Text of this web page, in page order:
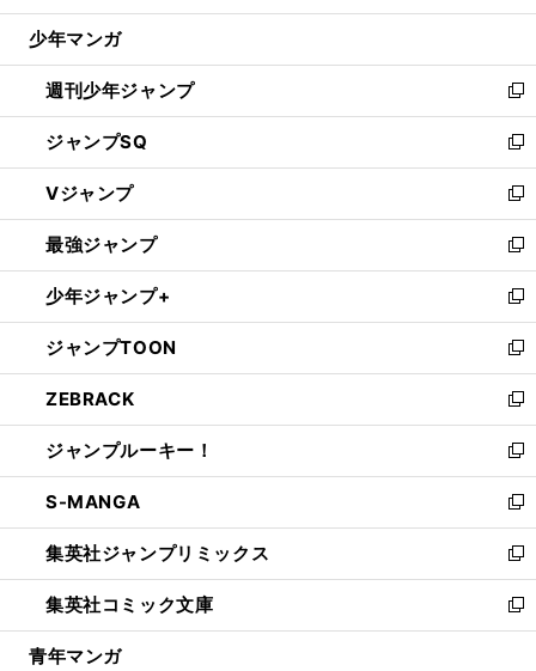
ウ
開
く
少年マンガ
週刊少年ジャンプ
新
し
い
ウ
ィ
ン
ド
ウ
で
開
く
ジャンプSQ
新
し
い
ウ
ィ
ン
ド
ウ
で
開
く
Vジャンプ
新
し
い
ウ
ィ
ン
ド
ウ
で
開
く
最強ジャンプ
新
し
い
ウ
ィ
ン
ド
ウ
で
開
く
少年ジャンプ+
新
し
い
ウ
ィ
ン
ド
ウ
で
開
く
ジャンプTOON
新
し
い
ウ
ィ
ン
ド
ウ
で
開
く
ZEBRACK
新
し
い
ウ
ィ
ン
ド
ウ
で
開
ジャンプルーキー！
新
し
い
ウ
ィ
ン
ド
ウ
S-MANGA
新
し
い
ウ
ィ
ン
集英社ジャンプリミックス
新
し
い
ウ
集英社コミック文庫
新
し
青年マンガ